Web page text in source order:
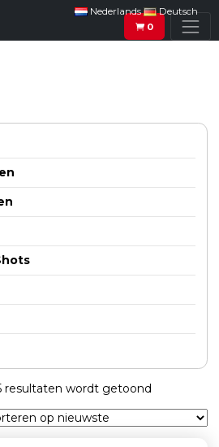
Nederlands
Deutsch
0
resultaten wordt getoond
nieuwste